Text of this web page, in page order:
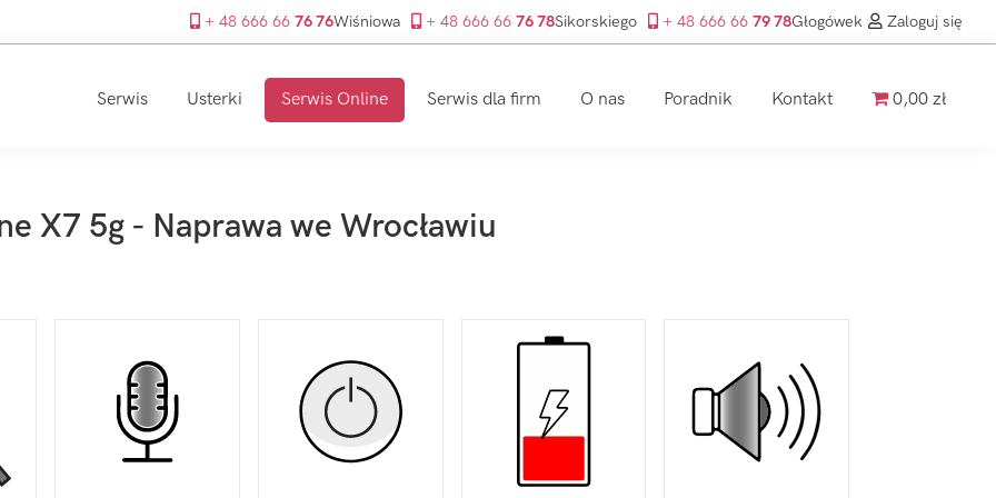
+ 48 666 66 76 76Wiśniowa + 48 666 66 76 78Sikorskiego + 48 666 66 79 78Głogówek Zaloguj się
Serwis Usterki Serwis Online Serwis dla firm O nas Poradnik Kontakt 0,00 zł
X7 5g - Naprawa we Wrocławiu